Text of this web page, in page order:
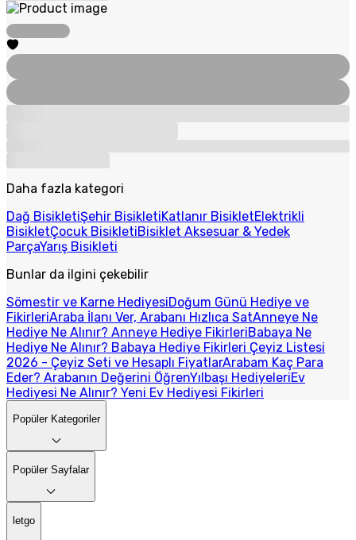
Daha fazla kategori
Dağ BisikletiŞehir BisikletiKatlanır BisikletElektrikli
BisikletÇocuk BisikletiBisiklet Aksesuar & Yedek
ParçaYarış Bisikleti
Bunlar da ilgini çekebilir
Sömestir ve Karne HediyesiDoğum Günü Hediye ve
FikirleriAraba İlanı Ver, Arabanı Hızlıca SatAnneye Ne
Hediye Ne Alınır? Anneye Hediye FikirleriBabaya Ne
Hediye Ne Alınır? Babaya Hediye Fikirleri Çeyiz Listesi
2026 - Çeyiz Seti ve Hesaplı FiyatlarArabam Kaç Para
Eder? Arabanın Değerini ÖğrenYılbaşı HediyeleriEv
Hediyesi Ne Alınır? Yeni Ev Hediyesi Fikirleri
Popüler Kategoriler
Popüler Sayfalar
letgo